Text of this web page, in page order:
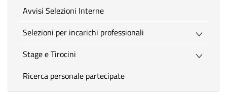
Avvisi Selezioni Interne
Selezioni per incarichi professionali
Stage e Tirocini
Ricerca personale partecipate